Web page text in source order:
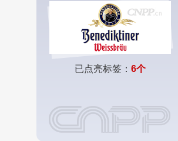
已点亮标签： 6个